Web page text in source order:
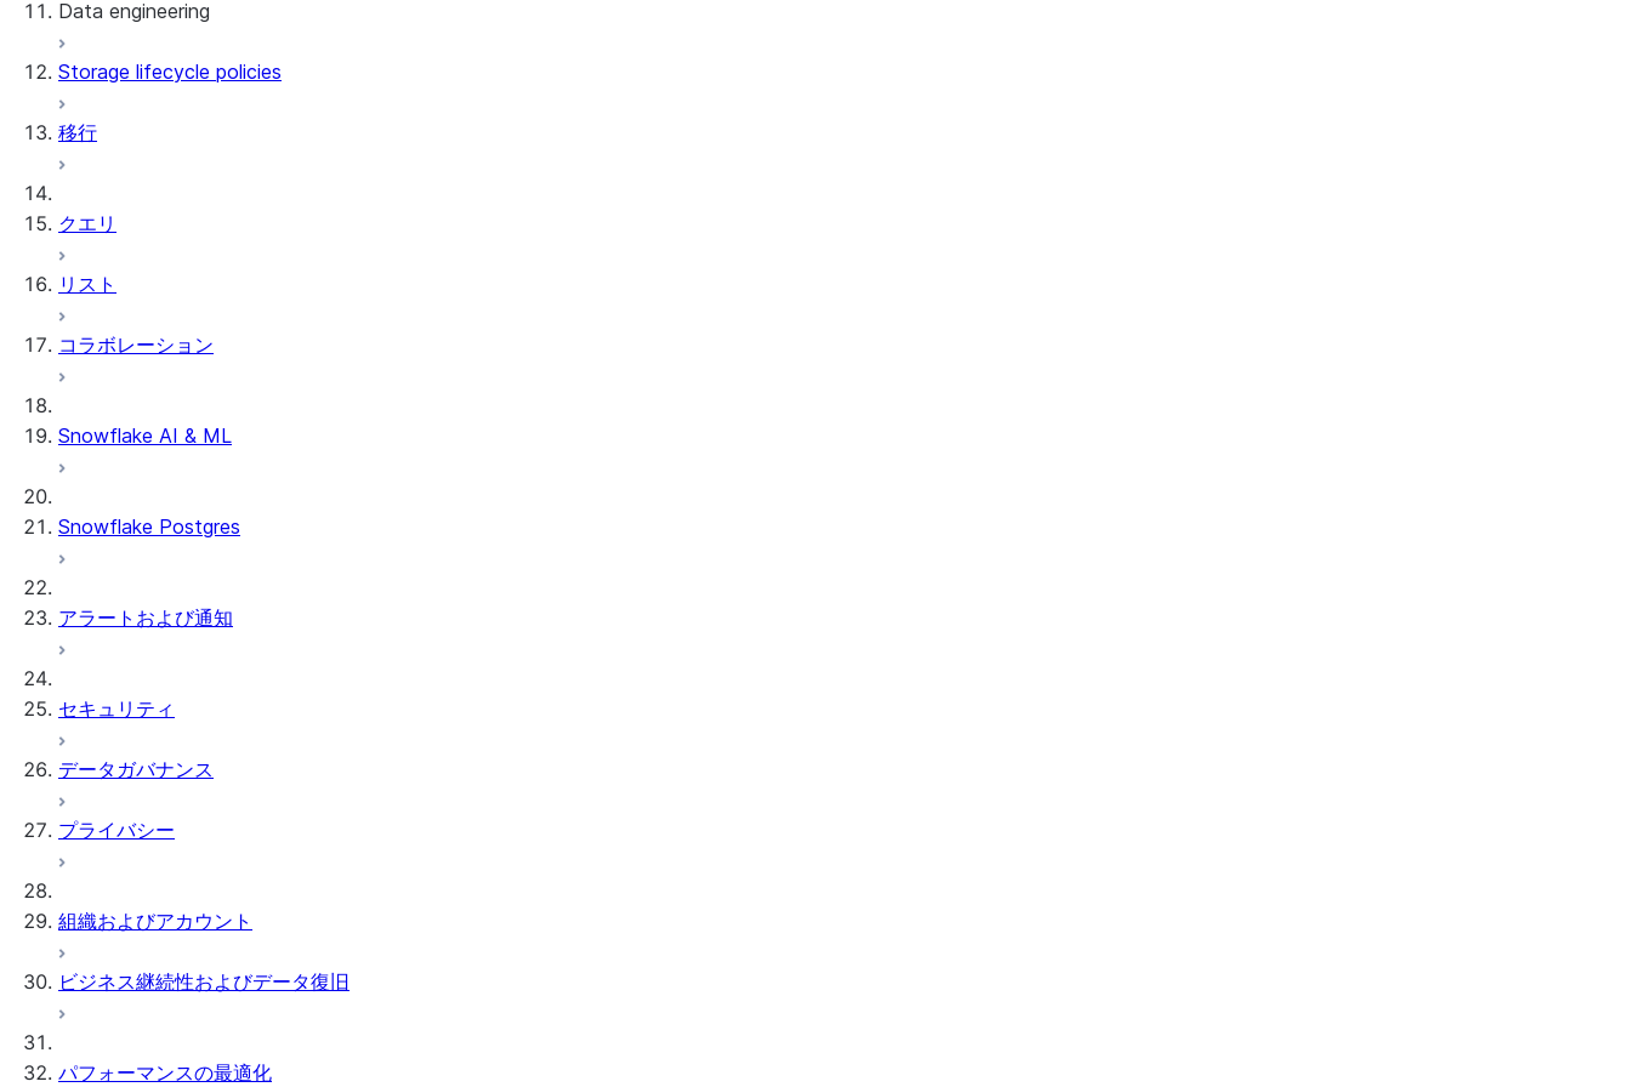
Snowflake Openflow
Apache Iceberg™
Data engineering
データのロード
DCM Projects
Snowflakeでのdbtプロジェクト
Storage lifecycle policies
移行
クエリ
リスト
コラボレーション
Snowflake AI & ML
Snowflake Postgres
アラートおよび通知
セキュリティ
データガバナンス
プライバシー
組織およびアカウント
ビジネス継続性およびデータ復旧
パフォーマンスの最適化